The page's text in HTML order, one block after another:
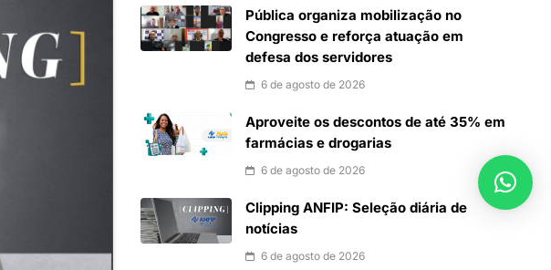
Pública organiza mobilização no
Congresso e reforça atuação em
defesa dos servidores
6 de agosto de 2026
Aproveite os descontos de até 35% em
farmácias e drogarias
6 de agosto de 2026
Clipping ANFIP: Seleção diária de
notícias
6 de agosto de 2026